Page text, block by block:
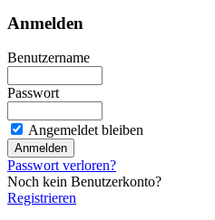
Anmelden
Benutzername
Passwort
Angemeldet bleiben
Passwort verloren?
Noch kein Benutzerkonto?
Registrieren